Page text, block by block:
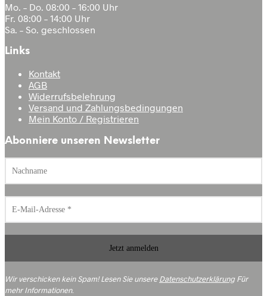
Opel Zafira A 1.8-16V / 4-Gang
/ Baujahr 1999-2005
Mo. – Do. 08:00 – 16:00 Uhr
Fr. 08:00 – 14:00 Uhr
Sa. – So. geschlossen
Links
Kontakt
AGB
Widerrufsbelehrung
Versand und Zahlungsbedingungen
Mein Konto / Registrieren
Abonniere unseren Newsletter
Wir verschicken kein Spam! Lesen Sie unsereDatenschutzerklärung Für
mehr Informationen.